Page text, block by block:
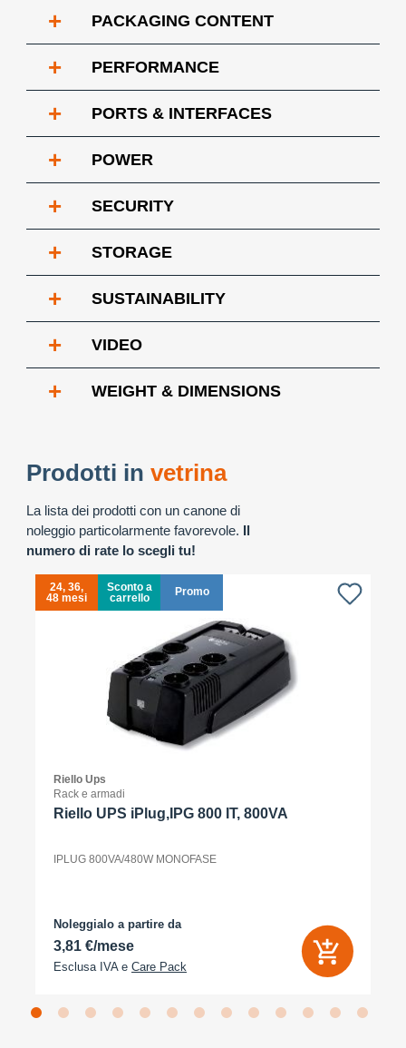
+ PACKAGING CONTENT
+ PERFORMANCE
+ PORTS & INTERFACES
+ POWER
+ SECURITY
+ STORAGE
+ SUSTAINABILITY
+ VIDEO
+ WEIGHT & DIMENSIONS
Prodotti in vetrina
La lista dei prodotti con un canone di
noleggio particolarmente favorevole. Il
numero di rate lo scegli tu!
24, 36,
48 mesi
Sconto a
carrello
Promo
Riello Ups
Rack e armadi
Riello UPS iPlug,IPG 800 IT, 800VA
IPLUG 800VA/480W MONOFASE
Noleggialo a partire da
3,81 €/mese
Esclusa IVA e Care Pack